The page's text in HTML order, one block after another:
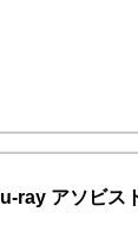
ray アソビス